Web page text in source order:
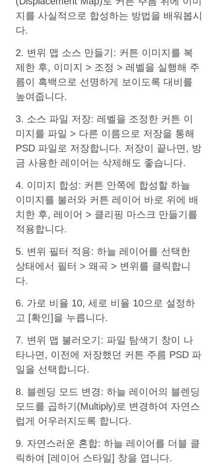
지를 사실적으로 합성하는 방법을 배워봅시
다.
2. 변위 맵 소스 만들기: 커튼 이미지를 복
제한 후, 이미지 > 조정 > 레벨을 실행해 주
름이 흑백으로 선명하게 보이도록 대비를
높여줍니다.
3. 소스 파일 저장: 레벨을 조정한 커튼 이
미지를 파일 > 다른 이름으로 저장을 통해
PSD 파일로 저장합니다. 저장이 끝나면, 방
금 사용한 레이어는 삭제해도 좋습니다.
4. 이미지 합성: 커튼 안쪽에 합성할 하늘
이미지를 불러와 커튼 레이어 바로 위에 배
치한 후, 레이어 > 클리핑 마스크 만들기를
적용합니다.
5. 변위 필터 적용: 하늘 레이어를 선택한
상태에서 필터 > 왜곡 > 변위를 클릭합니
다.
6. 가로 비율 10, 세로 비율 10으로 설정하
고 [확인]을 누릅니다.
7. 변위 맵 불러오기: 파일 탐색기 창이 나
타나면, 이전에 저장했던 커튼 주름 PSD 파
일을 선택합니다.
8. 블렌딩 모드 변경: 하늘 레이어의 블렌딩
모드를 곱하기(Multiply)로 변경하여 자연스
럽게 어우러지도록 합니다.
9. 자연스러운 혼합: 하늘 레이어를 더블 클
릭하여 [레이어 스타일] 창을 엽니다.